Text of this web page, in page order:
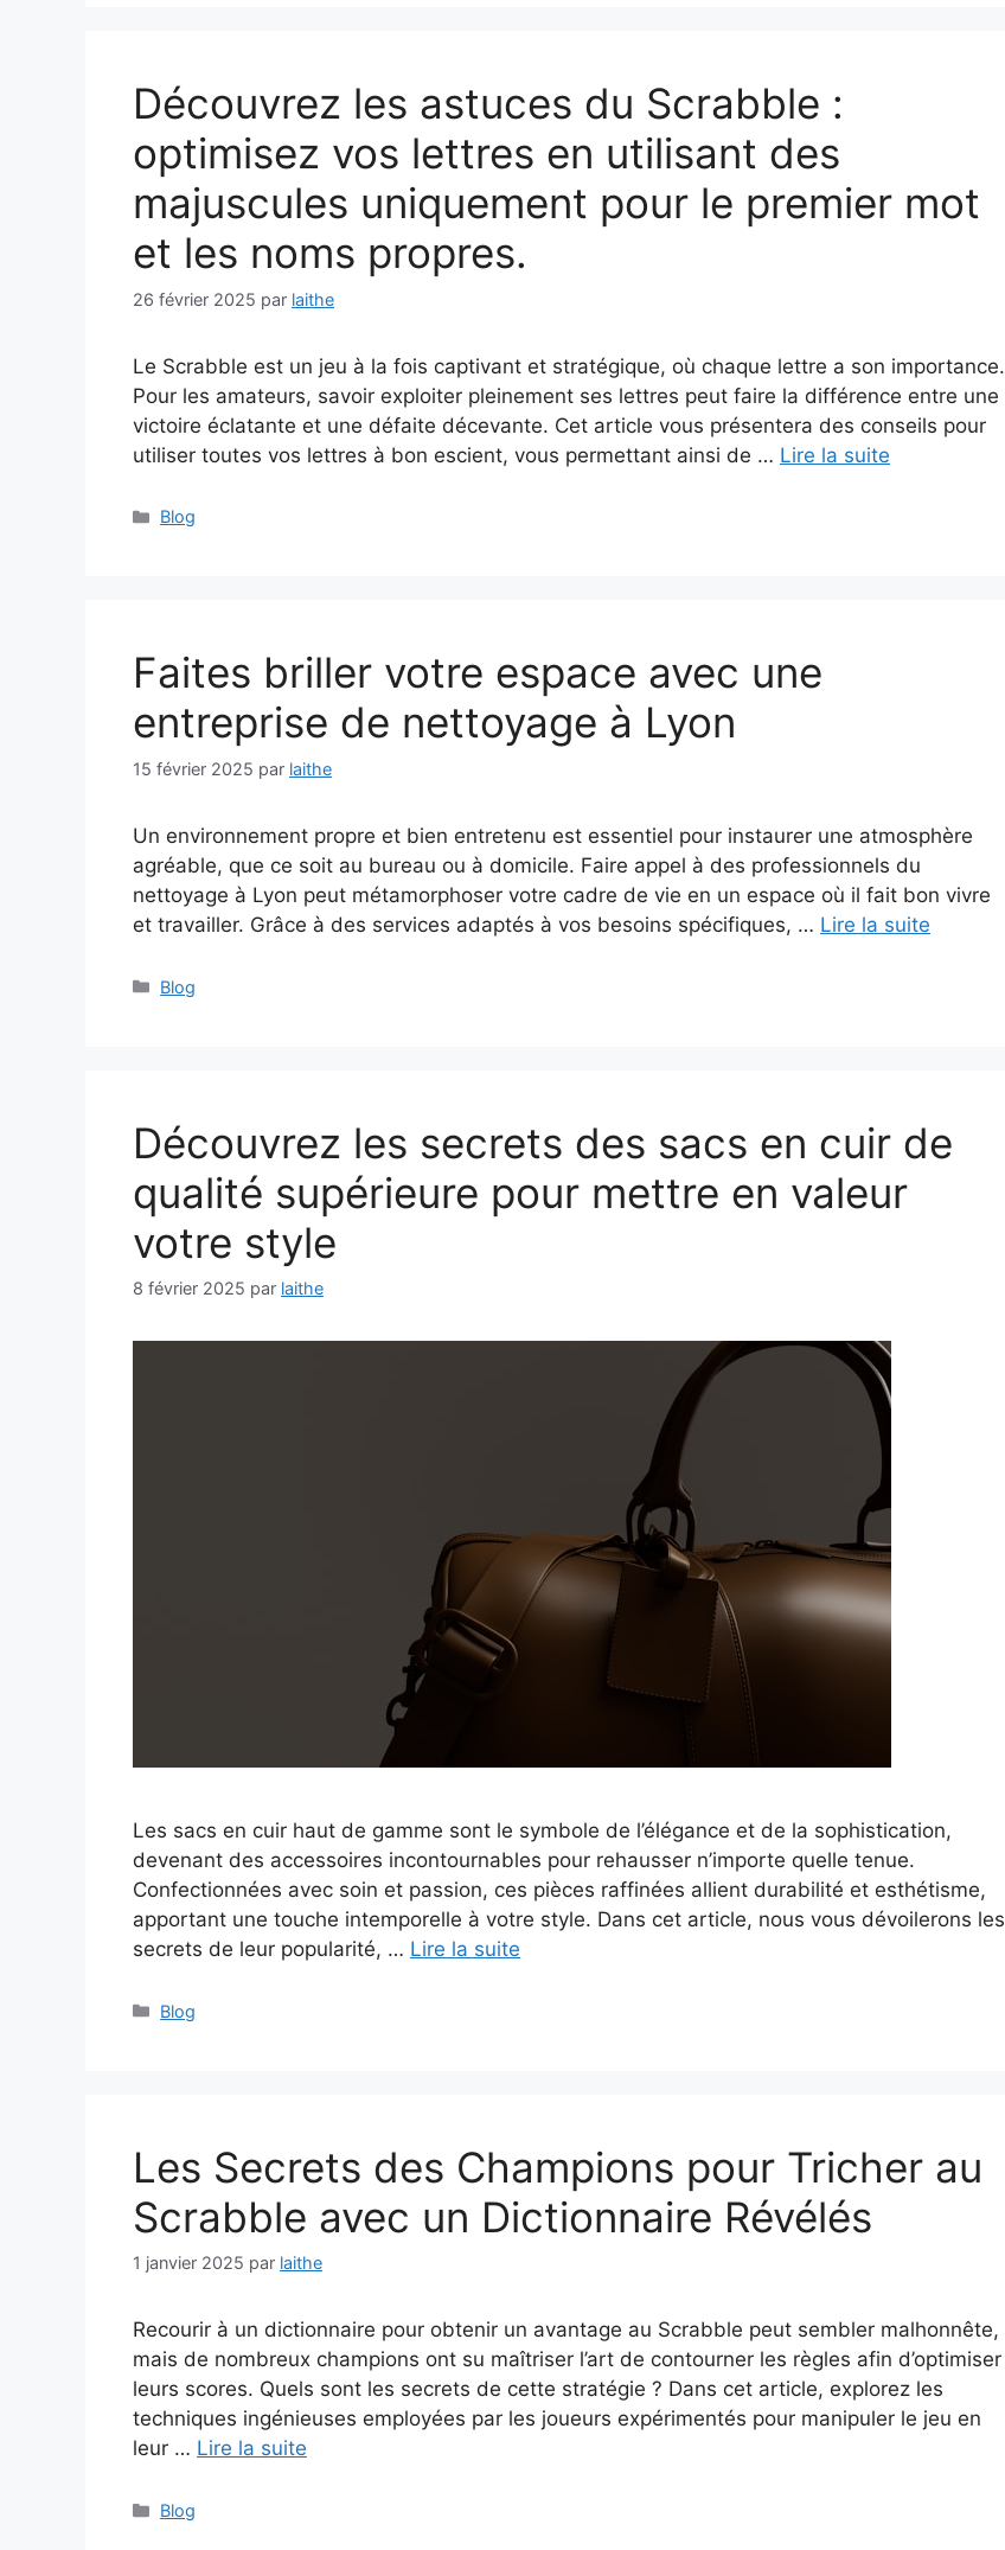
Découvrez les astuces du Scrabble :
optimisez vos lettres en utilisant des
majuscules uniquement pour le premier mot
et les noms propres.
26 février 2025 par laithe
Le Scrabble est un jeu à la fois captivant et stratégique, où chaque lettre a son importance.
Pour les amateurs, savoir exploiter pleinement ses lettres peut faire la différence entre une
victoire éclatante et une défaite décevante. Cet article vous présentera des conseils pour
utiliser toutes vos lettres à bon escient, vous permettant ainsi de … Lire la suite
Catégories
Blog
Faites briller votre espace avec une
entreprise de nettoyage à Lyon
15 février 2025 par laithe
Un environnement propre et bien entretenu est essentiel pour instaurer une atmosphère
agréable, que ce soit au bureau ou à domicile. Faire appel à des professionnels du
nettoyage à Lyon peut métamorphoser votre cadre de vie en un espace où il fait bon vivre
et travailler. Grâce à des services adaptés à vos besoins spécifiques, … Lire la suite
Catégories
Blog
Découvrez les secrets des sacs en cuir de
qualité supérieure pour mettre en valeur
votre style
8 février 2025 par laithe
Les sacs en cuir haut de gamme sont le symbole de l’élégance et de la sophistication,
devenant des accessoires incontournables pour rehausser n’importe quelle tenue.
Confectionnées avec soin et passion, ces pièces raffinées allient durabilité et esthétisme,
apportant une touche intemporelle à votre style. Dans cet article, nous vous dévoilerons les
secrets de leur popularité, … Lire la suite
Catégories
Blog
Les Secrets des Champions pour Tricher au
Scrabble avec un Dictionnaire Révélés
1 janvier 2025 par laithe
Recourir à un dictionnaire pour obtenir un avantage au Scrabble peut sembler malhonnête,
mais de nombreux champions ont su maîtriser l’art de contourner les règles afin d’optimiser
leurs scores. Quels sont les secrets de cette stratégie ? Dans cet article, explorez les
techniques ingénieuses employées par les joueurs expérimentés pour manipuler le jeu en
leur … Lire la suite
Catégories
Blog